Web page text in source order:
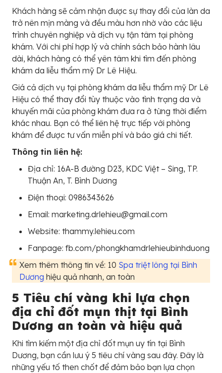
Khách hàng sẽ cảm nhận được sự thay đổi của làn da
trở nên mịn màng và đều màu hơn nhờ vào các liệu
trình chuyên nghiệp và dịch vụ tận tâm tại phòng
khám. Với chi phí hợp lý và chính sách bảo hành lâu
dài, khách hàng có thể yên tâm khi tìm đến phòng
khám da liễu thẩm mỹ Dr Lê Hiệu.
Giá cả dịch vụ tại phòng khám da liễu thẩm mỹ Dr Lê
Hiệu có thể thay đổi tùy thuộc vào tình trạng da và
khuyến mãi của phòng khám đưa ra ở từng thời điểm
khác nhau. Bạn có thể liên hệ trực tiếp với phòng
khám để được tư vấn miễn phí và báo giá chi tiết.
Thông tin liên hệ:
Địa chỉ: 16A-B đường D23, KDC Việt – Sing, TP.
Thuận An, T. Bình Dương
Điện thoại: 0986343626
Email: marketing.drlehieu@gmail.com
Website: thammy.lehieu.com
Fanpage: fb.com/phongkhamdrlehieubinhduong
Xem thêm thông tin về: 10 Spa triệt lông tại Bình
Dương hiệu quả nhanh, an toàn
5 Tiêu chí vàng khi lựa chọn
địa chỉ đốt mụn thịt tại Bình
Dương an toàn và hiệu quả
Khi tìm kiếm một địa chỉ đốt mụn uy tín tại Bình
Dương, bạn cần lưu ý 5 tiêu chí vàng sau đây. Đây là
những yếu tố then chốt để đảm bảo bạn lựa chọn